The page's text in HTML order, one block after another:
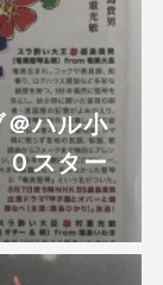
ハル小
スター